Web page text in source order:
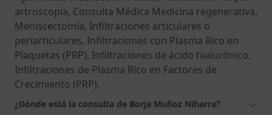
artroscopia, Consulta Médica Medicina regenerativa,
Meniscectomía, Infiltraciones articulares o
periarticulares, Infiltraciones con Plasma Rico en
Plaquetas (PRP), Infiltraciones de ácido hialurónico,
Infiltraciones de Plasma Rico en Factores de
Crecimiento (PRP).
¿Dónde está la consulta de Borja Muñoz Niharra?